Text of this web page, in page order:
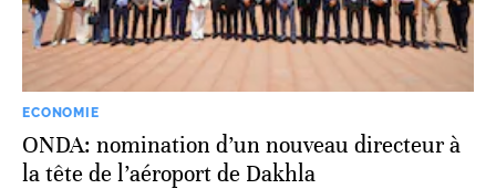
ECONOMIE
ONDA: nomination d’un nouveau directeur à
la tête de l’aéroport de Dakhla